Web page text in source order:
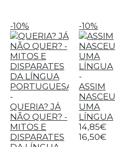
-10%
-
QUERIA? JÁ
NÃO QUER? -
MITOS E
DISPARATES
-10%
-
ASSIM
NASCEU
UMA
LÍNGUA
14,85€
16,50€